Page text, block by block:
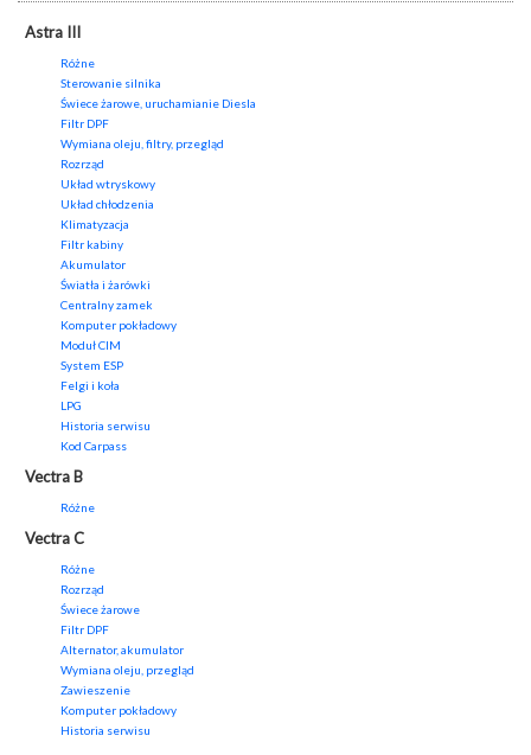
Astra III
Różne
Sterowanie silnika
Świece żarowe, uruchamianie Diesla
Filtr DPF
Wymiana oleju, filtry, przegląd
Rozrząd
Układ wtryskowy
Układ chłodzenia
Klimatyzacja
Filtr kabiny
Akumulator
Światła i żarówki
Centralny zamek
Komputer pokładowy
Moduł CIM
System ESP
Felgi i koła
LPG
Historia serwisu
Kod Carpass
Vectra B
Różne
Vectra C
Różne
Rozrząd
Świece żarowe
Filtr DPF
Alternator, akumulator
Wymiana oleju, przegląd
Zawieszenie
Komputer pokładowy
Historia serwisu